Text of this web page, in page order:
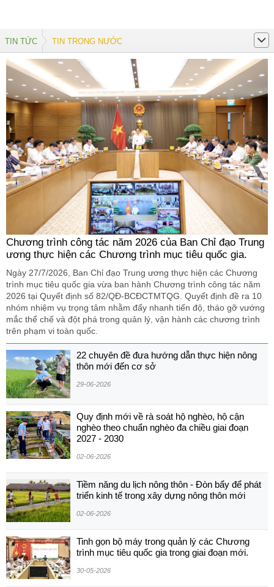
TIN TỨC TIN TRONG NƯỚC
Chương trình công tác năm 2026 của Ban Chỉ đạo Trung
ương thực hiện các Chương trình mục tiêu quốc gia.
Ngày 27/7/2026, Ban Chỉ đạo Trung ương thực hiện các Chương
trình mục tiêu quốc gia vừa ban hành Chương trình công tác năm
2026 tại Quyết định số 82/QĐ-BCĐCTMTQG. Quyết định đề ra 10
nhóm nhiệm vụ trọng tâm nhằm đẩy nhanh tiến độ, tháo gỡ vướng
mắc thể chế và đột phá trong quản lý, vận hành các chương trình
trên phạm vi toàn quốc.
22 chuyên đề đưa hướng dẫn thực hiện nông
thôn mới đến cơ sở
29-06-2026
Quy định mới về rà soát hộ nghèo, hộ cận
nghèo theo chuẩn nghèo đa chiều giai đoạn
2027 - 2030
02-06-2026
Tiềm năng du lịch nông thôn - Đòn bẩy để phát
triển kinh tế trong xây dựng nông thôn mới
02-06-2026
Tinh gọn bộ máy trong quản lý các Chương
trình mục tiêu quốc gia trong giai đoạn mới.
30-05-2026